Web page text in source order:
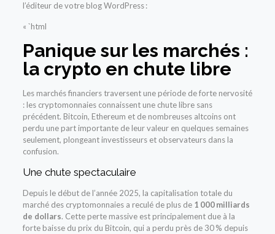
l’éditeur de votre blog WordPress :
« `html
Panique sur les marchés :
la crypto en chute libre
Les marchés financiers traversent une période de forte nervosité
: les cryptomonnaies connaissent une chute libre sans
précédent. Bitcoin, Ethereum et de nombreuses altcoins ont
perdu une part importante de leur valeur en quelques semaines
seulement, plongeant investisseurs et observateurs dans la
confusion.
Une chute spectaculaire
Depuis le début de l’année 2025, la capitalisation totale du
marché des cryptomonnaies a reculé de plus de 1 000 milliards
de dollars. Cette perte massive est principalement due à la
forte baisse du prix du Bitcoin, qui a perdu près de 30 % depuis